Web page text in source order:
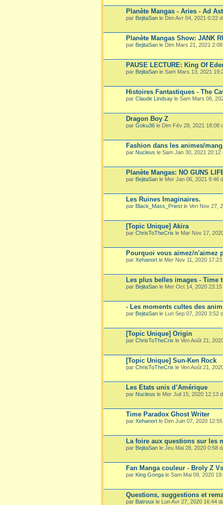
Planète Mangas - Aries - Ad
par BejitaSan le Dim Avr 04, 2021 0:22
Planète Mangas Show: JANK
par BejitaSan le Dim Mars 21, 2021
PAUSE LECTURE: King Of
par BejitaSan le Sam Mars 13, 2021
Histoires Fantastiques - The
par Claude Lindsay le Sam Mars 06,
Dragon Boy Z
par Goku36 le Dim Fév 28, 2021 18:08
Fashion dans les animes/
par Nucleus le Sam Jan 30, 2021
Planète Mangas: NO GUNS
par BejitaSan le Mer Jan 06, 2021 9:46
Les Ruines Imaginaires.
par Black_Mass_Priest le Ven Nov 27,
[Topic Unique] Akira
par ChrisToTheCrix le Mar Nov 17,
Pourquoi vous aimez/n'aimez
par Xehanort le Mer Nov 11, 2020
Les plus belles images - Time
par BejitaSan le Mer Oct 14, 2020
- Les moments cultes des
par BejitaSan le Lun Sep 07, 2020 3:52
[Topic Unique] Origin
par ChrisToTheCrix le Ven Août 21,
[Topic Unique] Sun-Ken Rock
par ChrisToTheCrix le Ven Août 21,
Les Etats unis d’Amérique
par Nucleus le Mer Juil 15, 2020 12:13
Time Paradox Ghost Writer
par Xehanort le Dim Juin 07, 2020
La foire aux questions sur les
par BejitaSan le Jeu Mai 28, 2020 0:58
Fan Manga couleur - Broly Z
par King Gonga le Sam Mai 09, 2020
Questions, suggestions et
par Batroux le Lun Avr 27, 2020 16:44